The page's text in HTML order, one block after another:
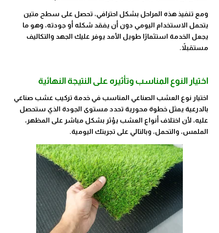
ومع تنفيذ هذه المراحل بشكل احترافي، تحصل على سطح متين
يتحمل الاستخدام اليومي دون أن يفقد شكله أو جودته، وهو ما
يجعل الخدمة استثمارًا طويل الأمد يوفر عليك الجهد والتكاليف
مستقبلاً.
اختيار النوع المناسب وتأثيره على النتيجة النهائية
اختيار نوع العشب الصناعي المناسب في خدمة تركيب عشب صناعي
بالدرعية يمثل خطوة محورية تحدد مستوى الجودة الذي ستحصل
عليه، لأن اختلاف أنواع العشب يؤثر بشكل مباشر على المظهر،
الملمس، والتحمل، وبالتالي على تجربتك اليومية.